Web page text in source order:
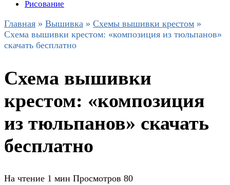
Рисование
Главная » Вышивка » Схемы вышивки крестом »
Схема вышивки крестом: «композиция из тюльпанов»
скачать бесплатно
Схема вышивки
крестом: «композиция
из тюльпанов» скачать
бесплатно
На чтение 1 мин Просмотров 80